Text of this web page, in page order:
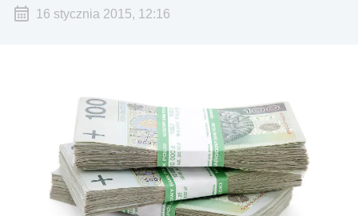
16 stycznia 2015, 12:16